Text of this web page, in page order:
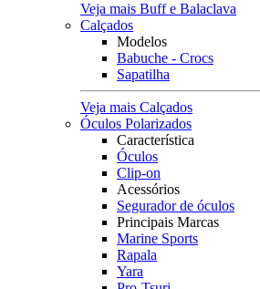
Veja mais Buff e Balaclava
Calçados
Modelos
Babuche - Crocs
Sapatilha
Veja mais Calçados
Óculos Polarizados
Característica
Óculos
Clip-on
Acessórios
Segurador de óculos
Principais Marcas
Marine Sports
Rapala
Yara